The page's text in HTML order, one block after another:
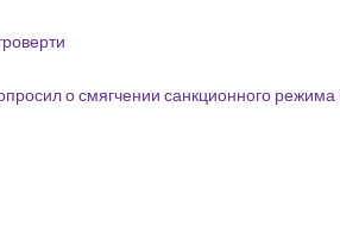
о смягчении санкционного